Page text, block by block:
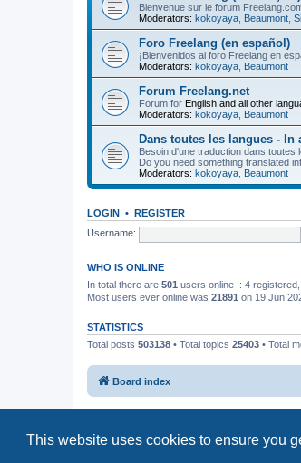
This website uses cookies to ensure you
Bienvenue sur le forum
Moderators: kokoyaya Beaumont
Foro Freelang (en español)
¡Bienvenidos al foro Freelang en
Moderators: kokoyaya Beaumont
Forum Freelang.net
Forum for English and all other
Moderators: kokoyaya Beaumont
Dans toutes les langues - In
Besoin d'une traduction dans toutes
Do you need something translated
Moderators: kokoyaya Beaumont
LOGIN • REGISTER
Username:
WHO IS ONLINE
In total there are 501 users online :: 4
Most users ever online was 21891 on 19 Jun
STATISTICS
Total posts 503138 • Total topics 25403 • Total
Board index